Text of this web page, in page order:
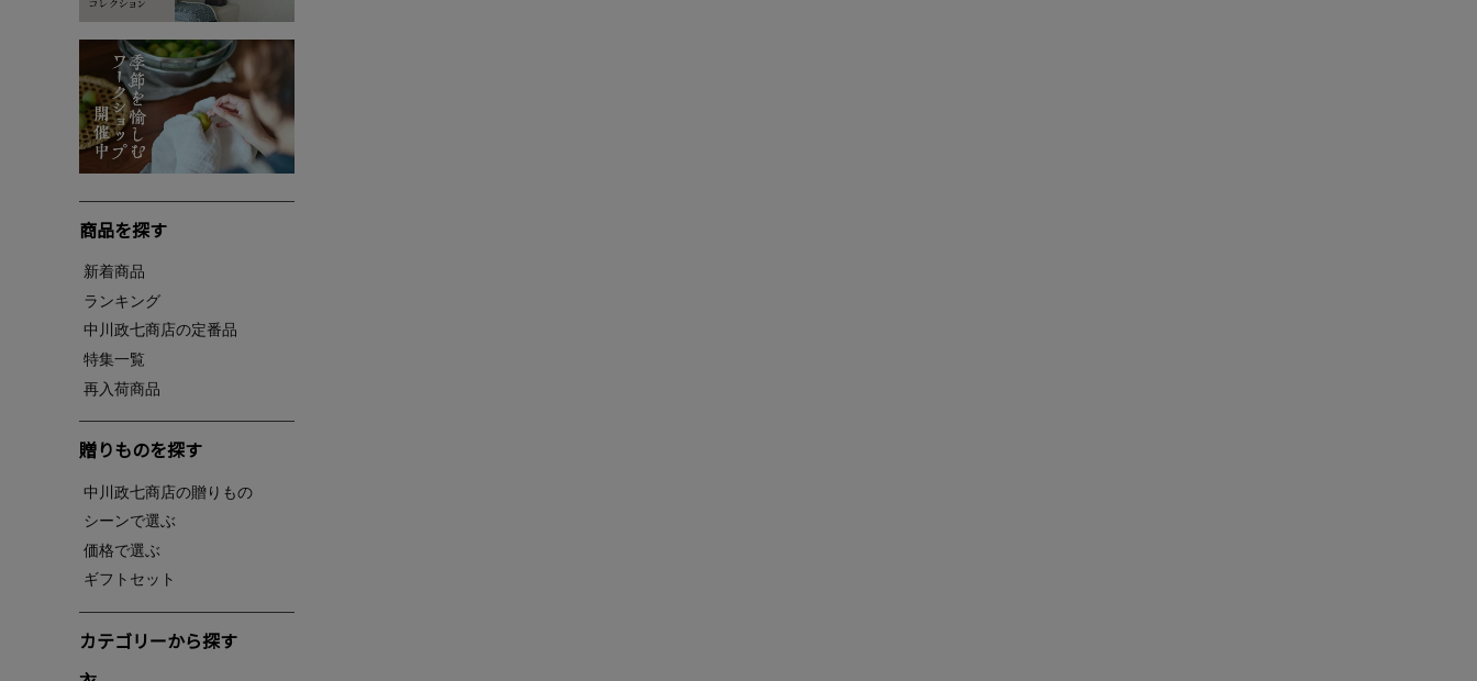
商品を探す
新着商品
ランキング
中川政七商店の定番品
特集一覧
再入荷商品
贈りものを探す
中川政七商店の贈りもの
シーンで選ぶ
価格で選ぶ
ギフトセット
カテゴリーから探す